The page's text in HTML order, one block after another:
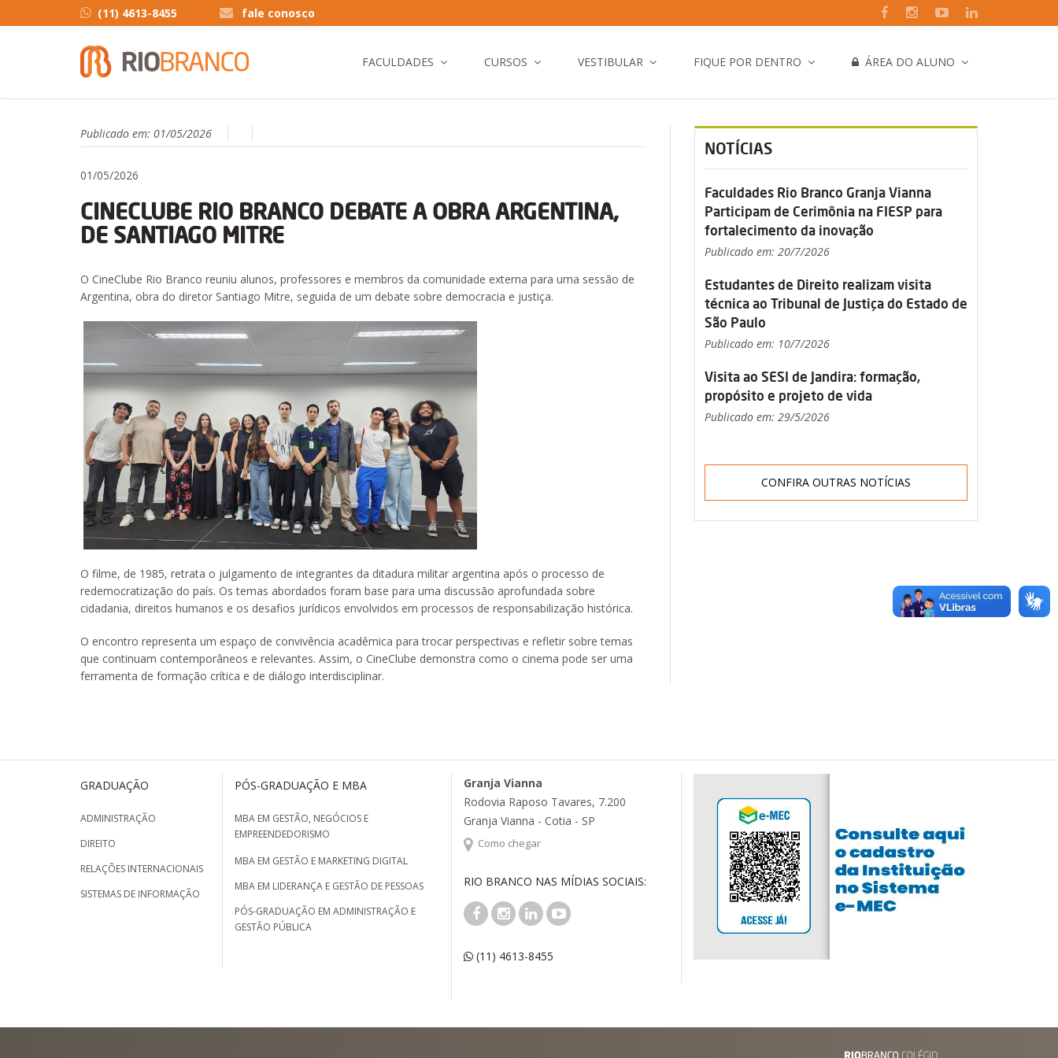
(11) 4613-8455 fale conosco
FACULDADES CURSOS VESTIBULAR FIQUE POR DENTRO ÁREA DO ALUNO
Publicado em: 01/05/2026
01/05/2026
CINECLUBE RIO BRANCO DEBATE A OBRA ARGENTINA,
DE SANTIAGO MITRE
O CineClube Rio Branco reuniu alunos, professores e membros da comunidade externa para uma sessão de
Argentina, obra do diretor Santiago Mitre, seguida de um debate sobre democracia e justiça.
O filme, de 1985, retrata o julgamento de integrantes da ditadura militar argentina após o processo de
redemocratização do país. Os temas abordados foram base para uma discussão aprofundada sobre
cidadania, direitos humanos e os desafios jurídicos envolvidos em processos de responsabilização histórica.
O encontro representa um espaço de convivência acadêmica para trocar perspectivas e refletir sobre temas
que continuam contemporâneos e relevantes. Assim, o CineClube demonstra como o cinema pode ser uma
ferramenta de formação crítica e de diálogo interdisciplinar.
NOTÍCIAS
Faculdades Rio Branco Granja Vianna
Participam de Cerimônia na FIESP para
fortalecimento da inovação
Publicado em: 20/7/2026
Estudantes de Direito realizam visita
técnica ao Tribunal de Justiça do Estado de
São Paulo
Publicado em: 10/7/2026
Visita ao SESI de Jandira: formação,
propósito e projeto de vida
Publicado em: 29/5/2026
CONFIRA OUTRAS NOTÍCIAS
GRADUAÇÃO
ADMINISTRAÇÃO
DIREITO
RELAÇÕES INTERNACIONAIS
SISTEMAS DE INFORMAÇÃO
PÓS-GRADUAÇÃO E MBA
MBA EM GESTÃO, NEGÓCIOS E
EMPREENDEDORISMO
MBA EM GESTÃO E MARKETING DIGITAL
MBA EM LIDERANÇA E GESTÃO DE PESSOAS
PÓS-GRADUAÇÃO EM ADMINISTRAÇÃO E
GESTÃO PÚBLICA
Granja Vianna
Rodovia Raposo Tavares, 7.200
Granja Vianna - Cotia - SP
Como chegar
RIO BRANCO NAS MÍDIAS SOCIAIS:
(11) 4613-8455